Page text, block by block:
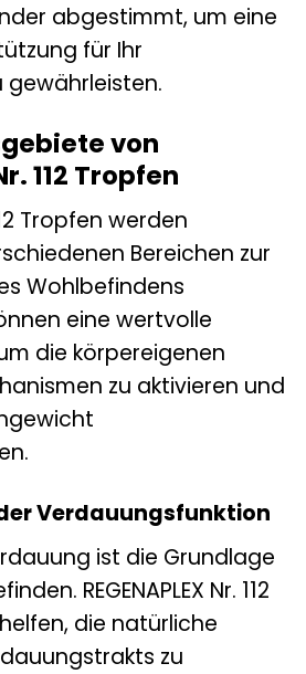
abgestimmt, um eine
für Ihr
gewährleisten.
von
112 Tropfen
Tropfen werden
Bereichen zur
Wohlbefindens
eine wertvolle
die körpereigenen
zu aktivieren und
Verdauungsfunktion
ist die Grundlage
REGENAPLEX Nr. 112
die natürliche
zu